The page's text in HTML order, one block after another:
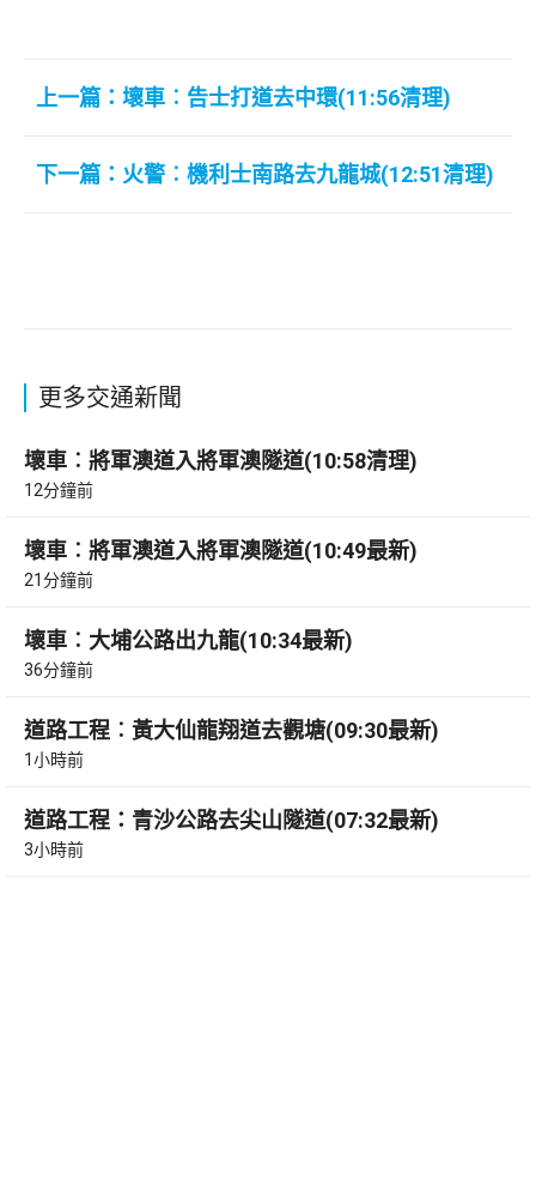
上一篇：壞車︰告士打道去中環(11:56清理)
下一篇：火警︰機利士南路去九龍城(12:51清理)
更多交通新聞
壞車︰將軍澳道入將軍澳隧道(10:58清理)
12分鐘前
壞車︰將軍澳道入將軍澳隧道(10:49最新)
21分鐘前
壞車︰大埔公路出九龍(10:34最新)
36分鐘前
道路工程︰黃大仙龍翔道去觀塘(09:30最新)
1小時前
道路工程：青沙公路去尖山隧道(07:32最新)
3小時前